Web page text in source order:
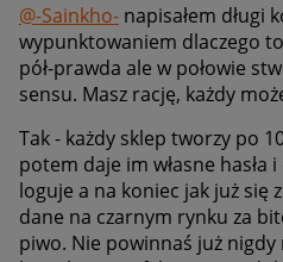
@-Sainkho- napisałem długi
wypunktowaniem dlaczego
pół-prawda ale w połowie
sensu. Masz rację, każdy
Tak - każdy sklep tworzy po
potem daje im własne hasła
loguje a na koniec jak już się
dane na czarnym rynku za
piwo. Nie powinnaś już